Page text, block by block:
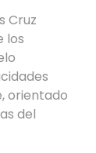
Cruz
los
orientado
del